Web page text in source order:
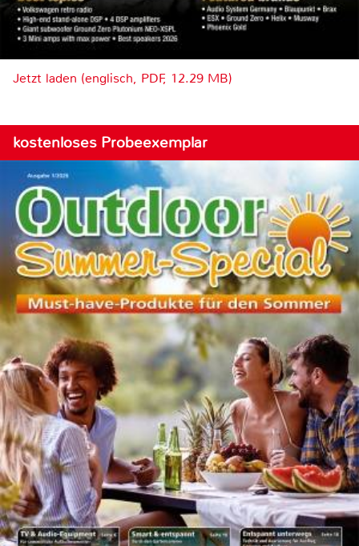
Jetzt laden (englisch, PDF, 12.29 MB)
kostenloses Probeexemplar